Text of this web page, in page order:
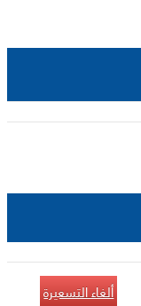
ألغاء التسعيرة